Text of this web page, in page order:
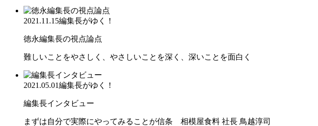
2021.11.15編集長がゆく！
徳永編集長の視点論点
難しいことをやさしく、やさしいことを深く、深いことを面白く
2021.05.01編集長がゆく！
編集長インタビュー
まずは自分で実際にやってみることが信条 相模屋食料 社長 鳥越淳司